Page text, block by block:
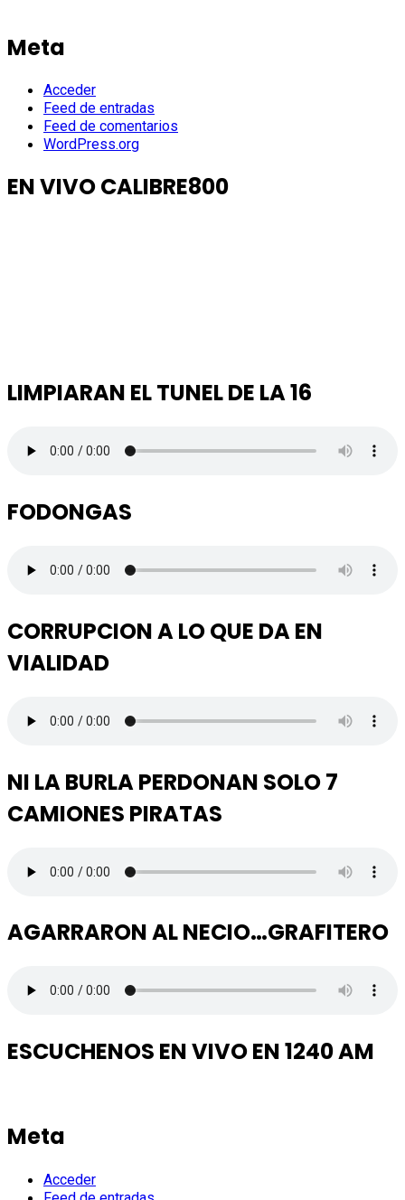
Meta
Acceder
Feed de entradas
Feed de comentarios
WordPress.org
EN VIVO CALIBRE800
LIMPIARAN EL TUNEL DE LA 16
FODONGAS
CORRUPCION A LO QUE DA EN
VIALIDAD
NI LA BURLA PERDONAN SOLO 7
CAMIONES PIRATAS
AGARRARON AL NECIO…GRAFITERO
ESCUCHENOS EN VIVO EN 1240 AM
Meta
Acceder